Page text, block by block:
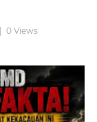
0 Views